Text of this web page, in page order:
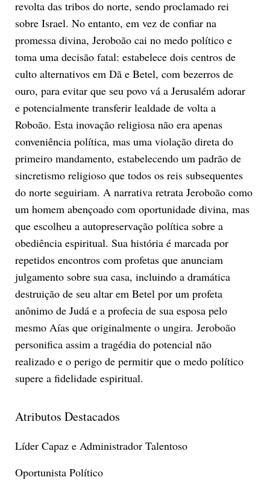
revolta das tribos do norte, sendo proclamado rei
sobre Israel. No entanto, em vez de confiar na
promessa divina, Jeroboão cai no medo político e
toma uma decisão fatal: estabelece dois centros de
culto alternativos em Dã e Betel, com bezerros de
ouro, para evitar que seu povo vá a Jerusalém adorar
e potencialmente transferir lealdade de volta a
Roboão. Esta inovação religiosa não era apenas
conveniência política, mas uma violação direta do
primeiro mandamento, estabelecendo um padrão de
sincretismo religioso que todos os reis subsequentes
do norte seguiriam. A narrativa retrata Jeroboão como
um homem abençoado com oportunidade divina, mas
que escolheu a autopreservação política sobre a
obediência espiritual. Sua história é marcada por
repetidos encontros com profetas que anunciam
julgamento sobre sua casa, incluindo a dramática
destruição de seu altar em Betel por um profeta
anônimo de Judá e a profecia de sua esposa pelo
mesmo Aías que originalmente o ungira. Jeroboão
personifica assim a tragédia do potencial não
realizado e o perigo de permitir que o medo político
supere a fidelidade espiritual.
Atributos Destacados
Líder Capaz e Administrador Talentoso
Oportunista Político